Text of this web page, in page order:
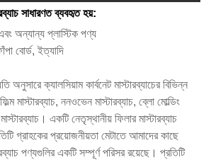
সাধারণত ব্যবহৃত হয়:
অন্যান্য প্লাস্টিক পণ্য
বোর্ড, ইত্যাদি
অনুসারে ক্যালসিয়াম কার্বনেট মাস্টারব্যাচের বিভিন্ন
মাস্টারব্যাচ, ননওভেন মাস্টারব্যাচ, ব্লো মোল্ডিং
একটি নেতৃস্থানীয় ফিলার মাস্টারব্যাচ
গ্রাহকের প্রয়োজনীয়তা মেটাতে আমাদের কাছে
পণ্যগুলির একটি সম্পূর্ণ পরিসর রয়েছে। প্রতিটি